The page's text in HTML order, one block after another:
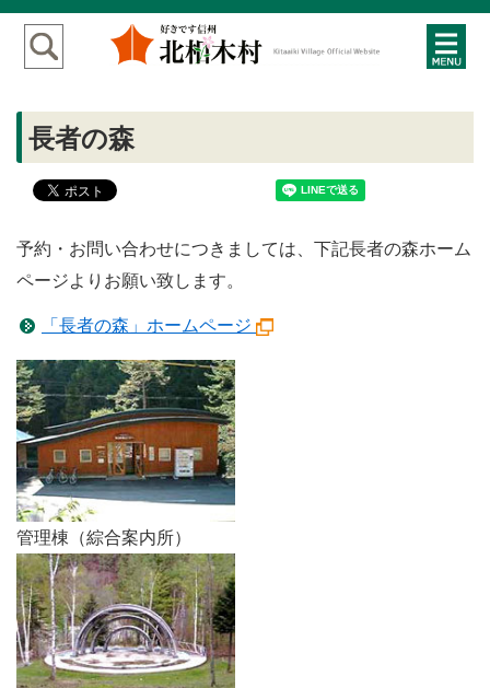
長者の森
予約・お問い合わせにつきましては、下記長者の森ホーム
ページよりお願い致します。
「長者の森」ホームページ
管理棟（綜合案内所）